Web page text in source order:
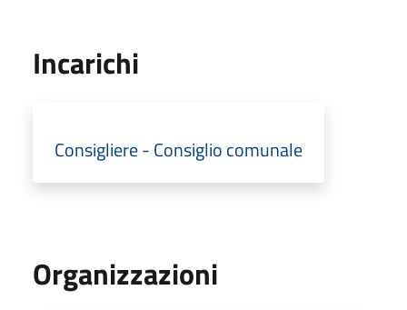
Incarichi
Consigliere - Consiglio comunale
Organizzazioni